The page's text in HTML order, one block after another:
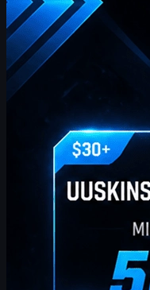
獲得し、ストアでお気
4 20, 2026